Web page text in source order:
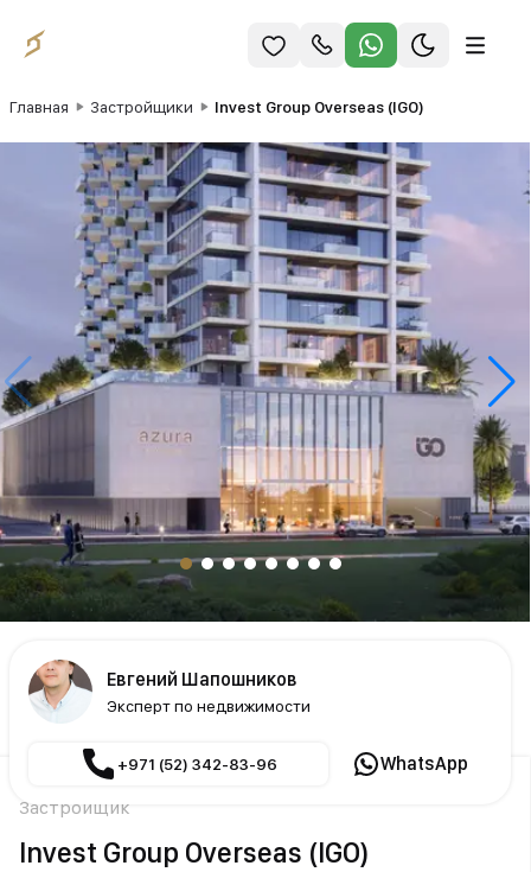
Главная Застройщики Invest Group Overseas (IGO)
Застройщик
Invest Group Overseas (IGO)
Евгений Шапошников
Эксперт по недвижимости
+971 (52) 342-83-96 WhatsApp